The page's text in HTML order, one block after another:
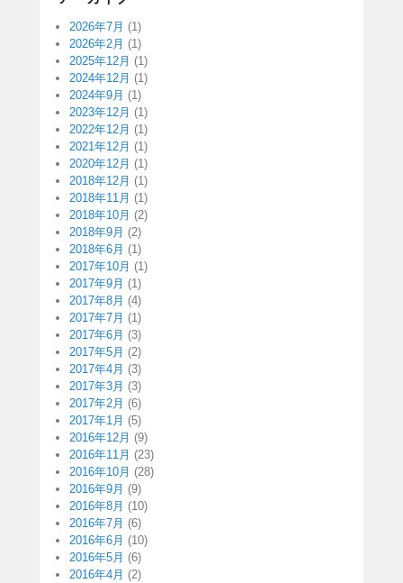
2026年7月 (1)
2026年2月 (1)
2025年12月 (1)
2024年12月 (1)
2024年9月 (1)
2023年12月 (1)
2022年12月 (1)
2021年12月 (1)
2020年12月 (1)
2018年12月 (1)
2018年11月 (1)
2018年10月 (2)
2018年9月 (2)
2018年6月 (1)
2017年10月 (1)
2017年9月 (1)
2017年8月 (4)
2017年7月 (1)
2017年6月 (3)
2017年5月 (2)
2017年4月 (3)
2017年3月 (3)
2017年2月 (6)
2017年1月 (5)
2016年12月 (9)
2016年11月 (23)
2016年10月 (28)
2016年9月 (9)
2016年8月 (10)
2016年7月 (6)
2016年6月 (10)
2016年5月 (6)
2016年4月 (2)